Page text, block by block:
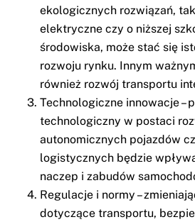
ekologicznych rozwiązań,
elektryczne czy o niższej
środowiska, może stać się
rozwoju rynku. Innym
również rozwój transportu
Technologiczne innowacje –
technologiczny w postaci
autonomicznych pojazdów
logistycznych będzie
naczep i zabudów
Regulacje i normy –
dotyczące transportu,